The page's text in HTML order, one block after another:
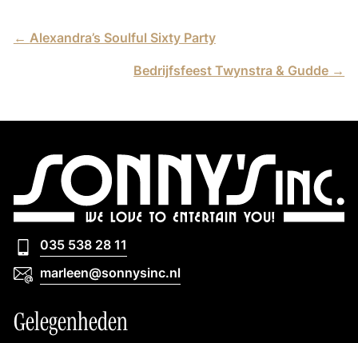
← Alexandra’s Soulful Sixty Party
Bedrijfsfeest Twynstra & Gudde →
035 538 28 11
035 538 28 11
marleen@sonnysinc.nl
Gelegenheden